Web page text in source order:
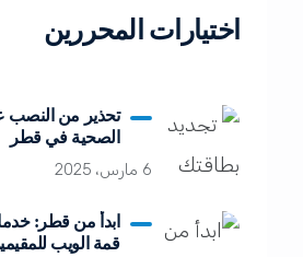
اختيارات المحررين
تحذير من النصب
الصحية في قطر
6 مارس، 2025
ابدأ من قطر:
قمة الويب